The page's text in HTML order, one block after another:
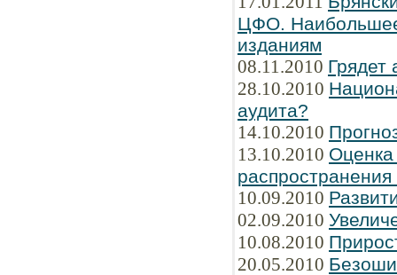
ЦФО.
изданиям
08.11.2010 Грядет
28.10.2010
аудита?
14.10.2010
13.10.2010
10.09.2010
02.09.2010
10.08.2010
20.05.2010